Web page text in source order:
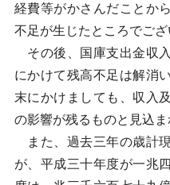
経費等がかさんだことか
不足が生じたところでござ
その後、国庫支出金収
にかけて残高不足は解消
末にかけましても、収入
の影響が残るものと見込ま
また、過去三年の歳計
が、平成三十年度が一兆